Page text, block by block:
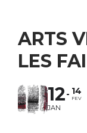
ARTS
LES
12
JAN
14
FEV